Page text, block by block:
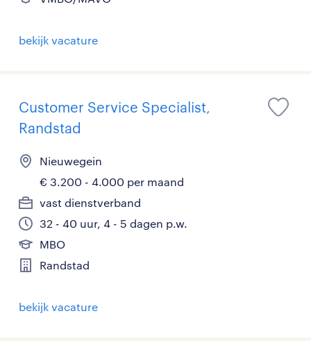
bekijk vacature
Customer Service Specialist,
Randstad
Nieuwegein
€ 3.200 - 4.000 per maand
vast dienstverband
32 - 40 uur, 4 - 5 dagen p.w.
MBO
Randstad
bekijk vacature